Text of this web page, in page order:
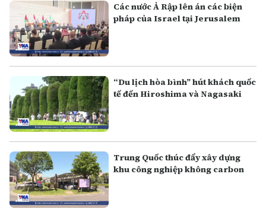
Các nước Ả Rập lên án các biện
pháp của Israel tại Jerusalem
“Du lịch hòa bình” hút khách quốc
tế đến Hiroshima và Nagasaki
Trung Quốc thúc đẩy xây dựng
khu công nghiệp không carbon